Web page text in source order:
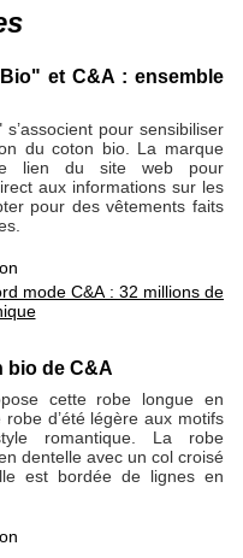
et C&A : ensemble
pour sensibiliser
du coton bio. La marque
le lien du site web pour
aux informations sur les
pour des vêtements faits
mode C&A : 32 millions de
bio de C&A
cette robe longue en
d’été légère aux motifs
romantique. La robe
dentelle avec un col croisé
est bordée de lignes en